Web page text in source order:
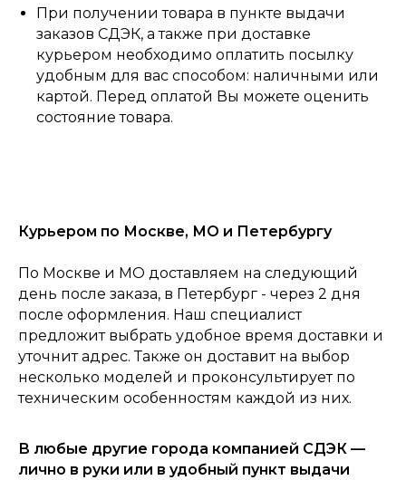
Главная
При получении товара в пункте выдачи
заказов СДЭК, а также при доставке
курьером необходимо оплатить посылку
удобным для вас способом: наличными или
картой. Перед оплатой Вы можете оценить
состояние товара.
Курьером по Москве, МО и Петербургу
По Москве и МО доставляем на следующий
день после заказа, в Петербург - через 2 дня
после оформления. Наш специалист
предложит выбрать удобное время доставки и
уточнит адрес. Также он доставит на выбор
несколько моделей и проконсультирует по
техническим особенностям каждой из них.
В любые другие города компанией СДЭК —
лично в руки или в удобный пункт выдачи